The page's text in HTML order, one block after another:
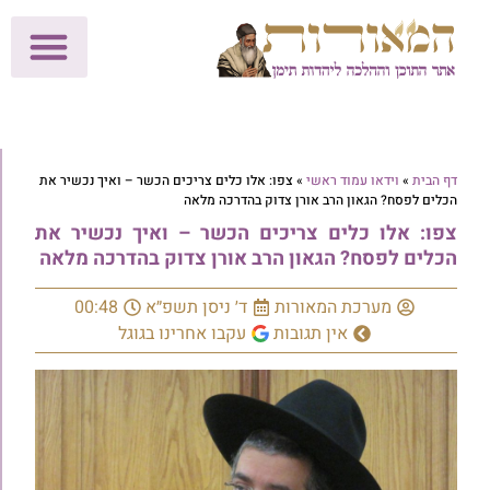
דף הבית » וידאו עמוד ראשי »צפו: אלו כלים צריכים הכשר – ואיך נכשיר את
הכלים לפסח? הגאון הרב אורן צדוק בהדרכה מלאה
צפו: אלו כלים צריכים הכשר – ואיך נכשיר את
הכלים לפסח? הגאון הרב אורן צדוק בהדרכה מלאה
מערכת המאורות ד׳ ניסן תשפ״א
00:48
אין תגובות
עקבו אחרינו בגוגל